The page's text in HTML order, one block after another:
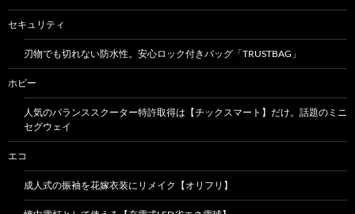
セキュリティ
刃物でも切れない防水性。安心ロック付きバッグ「TRUSTBAG」
ホビー
人気のバランススクーター特許取得は【チックスマート】だけ。話題のミニ
セグウェイ
エコ
成人式の振袖を花嫁衣装にリメイク【オリフリ】